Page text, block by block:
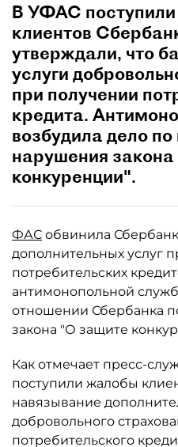
В УФАС
клиентов
утверждали, что
услуги
при получении
кредита.
возбудила дело
нарушения
конкуренции".
ФАС обвинила
дополнительных услуг
потребительских
антимонопольной
отношении Сбербанка
закона "О защите
Как отмечает пресс-
поступили жалобы
навязывание
добровольного
потребительского